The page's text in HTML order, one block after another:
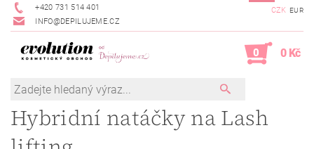
+420 731 514 401
INFO@DEPILUJEME.CZ
CZK EUR
0 0 Kč
Hybridní natáčky na Lash